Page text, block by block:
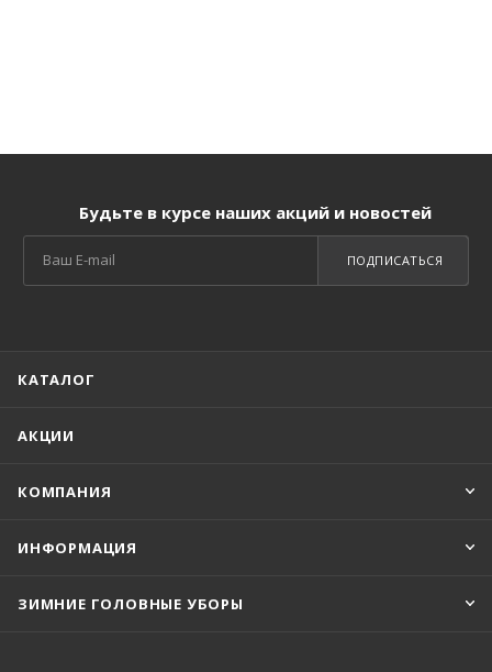
Будьте в курсе наших акций и новостей
ПОДПИСАТЬСЯ
КАТАЛОГ
АКЦИИ
КОМПАНИЯ
ИНФОРМАЦИЯ
ЗИМНИЕ ГОЛОВНЫЕ УБОРЫ